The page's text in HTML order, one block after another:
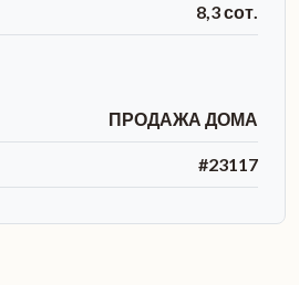
8,3 сот.
ПРОДАЖА ДОМА
#23117